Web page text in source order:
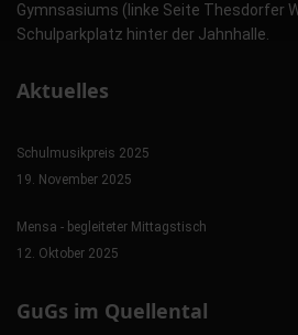
Gymnsasiums (linke Seite Thesdorfer
Schulparkplatz hinter der Jahnhalle.
Aktuelles
Schulmusikpreis 2025
19. November 2025
Mensa - begleiteter Mittagstisch
12. Oktober 2025
GuGs im Quellental